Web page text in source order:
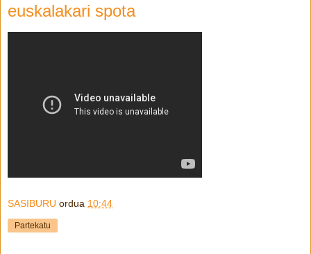
euskalakari spota
SASIBURU ordua 10:44
Partekatu